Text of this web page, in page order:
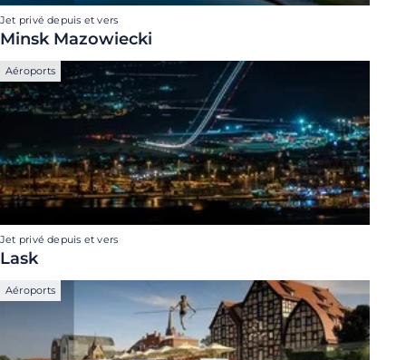
Jet privé depuis et vers
Minsk Mazowiecki
Aéroports
Jet privé depuis et vers
Lask
Aéroports